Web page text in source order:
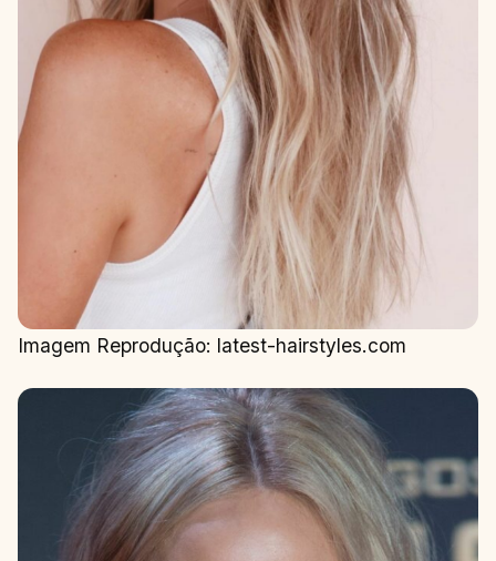
Imagem Reprodução: latest-hairstyles.com